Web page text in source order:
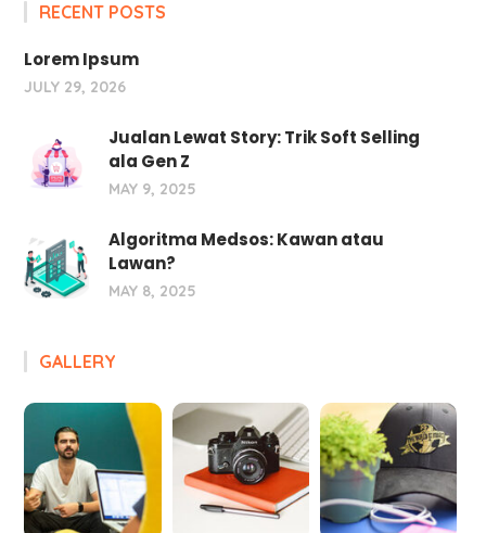
RECENT POSTS
Lorem Ipsum
JULY 29, 2026
Jualan Lewat Story: Trik Soft Selling
ala Gen Z
MAY 9, 2025
Algoritma Medsos: Kawan atau
Lawan?
MAY 8, 2025
GALLERY